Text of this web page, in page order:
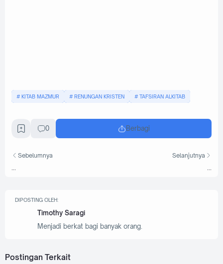
KITAB MAZMUR RENUNGAN KRISTEN TAFSIRAN ALKITAB
0 Berbagi
Sebelumnya Selanjutnya
DIPOSTING OLEH:
Timothy Saragi
Menjadi berkat bagi banyak orang.
Postingan Terkait